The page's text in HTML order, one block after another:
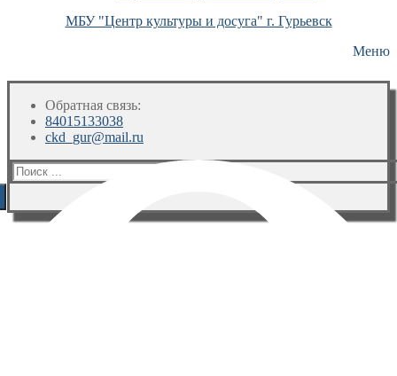
МБУ "Центр культуры и досуга" г. Гурьевск
Меню
Обратная связь:
84015133038
ckd_gur@mail.ru
Искать: